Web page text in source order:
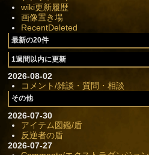
wiki更新履歴
画像置き場
RecentDeleted
最新の20件
1週間以内に更新
2026-08-02
コメント/雑談・質問・相談
その他
2026-07-30
アイテム図鑑/盾
反逆者の盾
2026-07-27